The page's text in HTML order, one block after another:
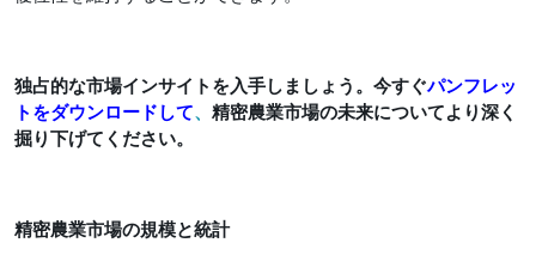
独占的な市場インサイトを入手しましょう。今すぐパンフレッ
トをダウンロードして、 精密農業市場の未来についてより深く
掘り下げてください。
精密農業市場の規模と統計